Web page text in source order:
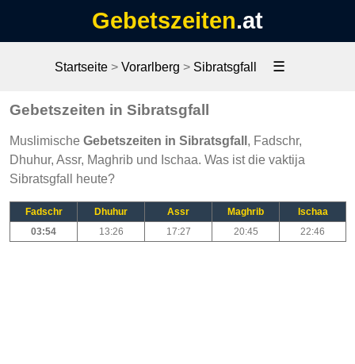
Gebetszeiten.at
Startseite> Vorarlberg > Sibratsgfall ☰
Gebetszeiten in Sibratsgfall
Muslimische Gebetszeiten in Sibratsgfall , Fadschr,
Dhuhur, Assr, Maghrib und Ischaa. Was ist die vaktija
Sibratsgfall heute?
Fadschr Dhuhur Assr Maghrib
Ischaa
03:54
13:26 17:27 20:45 22:46